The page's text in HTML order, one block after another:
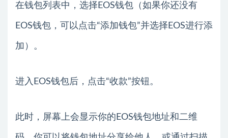
在钱包列表中，选择EOS钱包（如果你还没有
EOS钱包，可以点击“添加钱包”并选择EOS进行添
加）。
进入EOS钱包后，点击“收款”按钮。
此时，屏幕上会显示你的EOS钱包地址和二维